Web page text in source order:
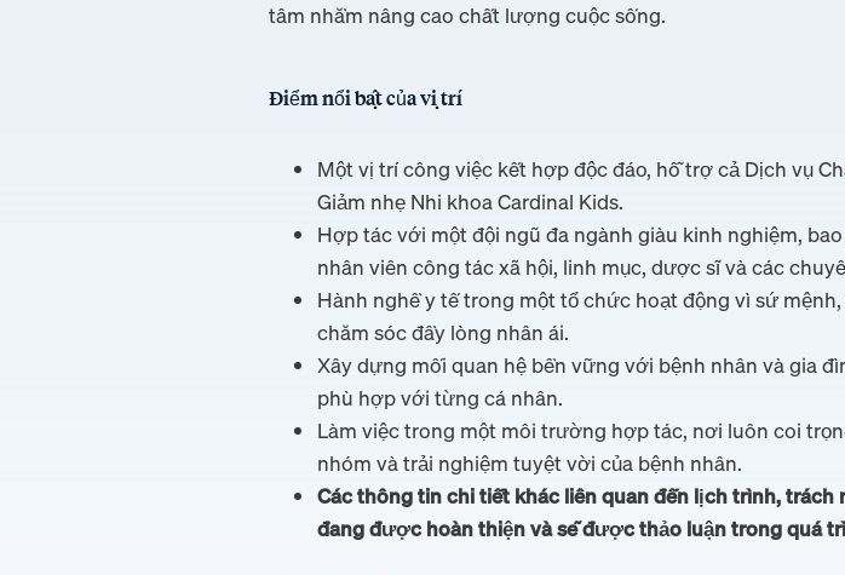
tâm nhằm nâng cao chất lượng cuộc sống.
Điểm nổi bật của vị trí
Một vị trí công việc kết hợp độc đáo, hỗ trợ cả Dịch vụ
Giảm nhẹ Nhi khoa Cardinal Kids.
Hợp tác với một đội ngũ đa ngành giàu kinh nghiệm,
nhân viên công tác xã hội, linh mục, dược sĩ và các
Hành nghề y tế trong một tổ chức hoạt động vì sứ
chăm sóc đầy lòng nhân ái.
Xây dựng mối quan hệ bền vững với bệnh nhân và gia
phù hợp với từng cá nhân.
Làm việc trong một môi trường hợp tác, nơi luôn coi
nhóm và trải nghiệm tuyệt vời của bệnh nhân.
Các thông tin chi tiết khác liên quan đến lịch trình,
đang được hoàn thiện và sẽ được thảo luận trong quá